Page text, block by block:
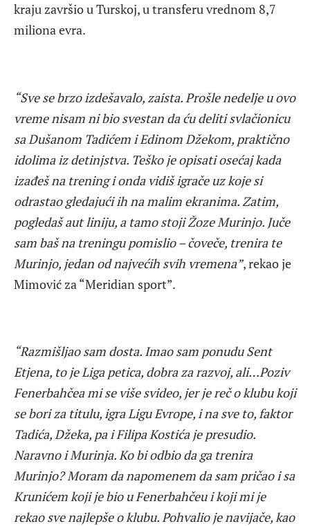
kraju završio u Turskoj, u transferu vrednom 8,7
miliona evra.
“Sve se brzo izdešavalo, zaista. Prošle nedelje u ovo
vreme nisam ni bio svestan da ću deliti svlačionicu
sa Dušanom Tadićem i Edinom Džekom, praktično
idolima iz detinjstva. Teško je opisati osećaj kada
izađeš na trening i onda vidiš igrače uz koje si
odrastao gledajući ih na malim ekranima. Zatim,
pogledaš aut liniju, a tamo stoji Žoze Murinjo. Juče
sam baš na treningu pomislio – čoveče, trenira te
Murinjo, jedan od najvećih svih vremena”, rekao je
Mimović za “Meridian sport”.
“Razmišljao sam dosta. Imao sam ponudu Sent
Etjena, to je Liga petica, dobra za razvoj, ali…Poziv
Fenerbahčea mi se više svideo, jer je reč o klubu koji
se bori za titulu, igra Ligu Evrope, i na sve to, faktor
Tadića, Džeka, pa i Filipa Kostića je presudio.
Naravno i Murinja. Ko bi odbio da ga trenira
Murinjo? Moram da napomenem da sam pričao i sa
Krunićem koji je bio u Fenerbahčeu i koji mi je
rekao sve najlepše o klubu. Pohvalio je navijače, kao